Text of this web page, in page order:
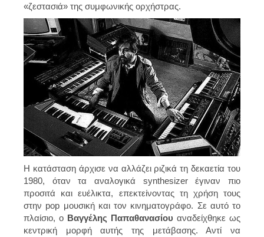
«ζεστασιά» της συμφωνικής ορχήστρας.
Η κατάσταση άρχισε να αλλάζει ριζικά τη δεκαετία του
1980, όταν τα αναλογικά synthesizer έγιναν πιο
προσιτά και ευέλικτα, επεκτείνοντας τη χρήση τους
στην pop μουσική και τον κινηματογράφο. Σε αυτό το
πλαίσιο, ο Βαγγέλης Παπαθανασίου αναδείχθηκε ως
κεντρική μορφή αυτής της μετάβασης. Αντί να